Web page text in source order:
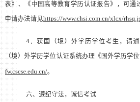
表》、《中国高等教育学历认证报告》，可通
申请办法请见https://www.chsi.com.cn/xlcx/
4 ．获国（境）外学历学位考生，请
（境）外学历学位认证系统办理《国外学历学
fw.cscse.edu.cn/。
六、遵纪守法，诚信考试